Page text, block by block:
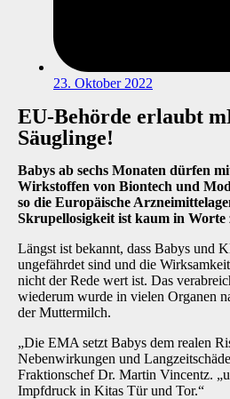
23. Oktober 2022
EU-Behörde erlaubt
Säuglinge!
Babys ab sechs Monaten dürfen
Wirkstoffen von Biontech und
so die Europäische
Skrupellosigkeit ist kaum in Worte
Längst ist bekannt, dass Babys und
ungefährdet sind und die
nicht der Rede wert ist. Das
wiederum wurde in vielen Organen
der Muttermilch.
„Die EMA setzt Babys dem realen
Nebenwirkungen und
FraktionschefDr. Martin Vincentz.
Impfdruck in Kitas Tür und Tor.“